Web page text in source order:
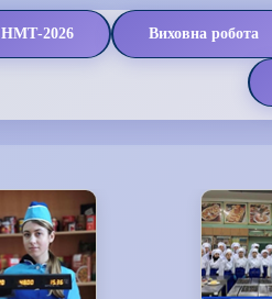
НМТ-2026 Виховна робота